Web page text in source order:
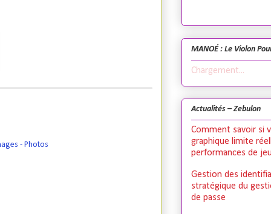
- Photos
MANOÉ : Le Violon
Chargement...
Actualités – Zebulon
Comment savoir si
graphique limite
performances de
Gestion des
stratégique du
de passe